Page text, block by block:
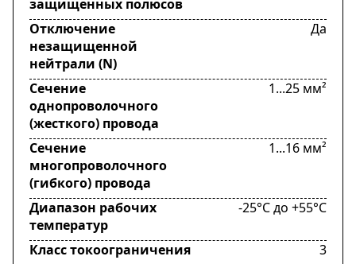
защищенных полюсов
Отключение
незащищенной
нейтрали (N)
Да
Сечение
однопроволочного
(жесткого) провода
1...25 мм²
Сечение
многопроволочного
(гибкого) провода
1...16 мм²
Диапазон рабочих
температур
-25°C до +55°C
Класс токоограничения
3